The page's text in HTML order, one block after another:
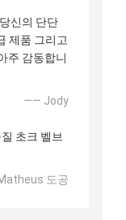
신의 단단
제품 그리고
주 감동합니
—— Jody
초크 벨브
도공